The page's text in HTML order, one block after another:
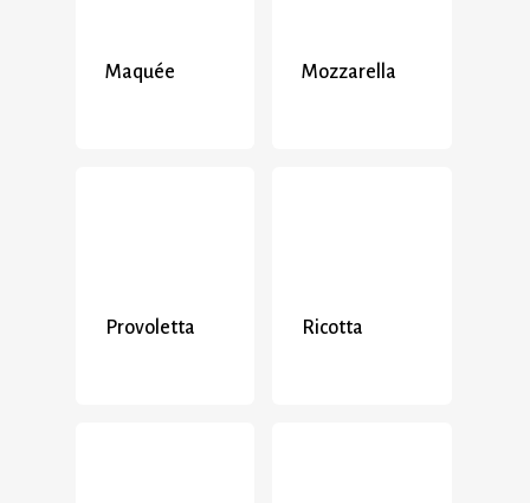
Maquée Mozzarella
Provoletta Ricotta